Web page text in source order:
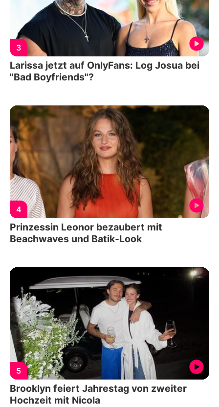
3
Larissa jetzt auf OnlyFans: Log Josua bei
"Bad Boyfriends"?
4
Prinzessin Leonor bezaubert mit
Beachwaves und Batik-Look
5
Brooklyn feiert Jahrestag von zweiter
Hochzeit mit Nicola